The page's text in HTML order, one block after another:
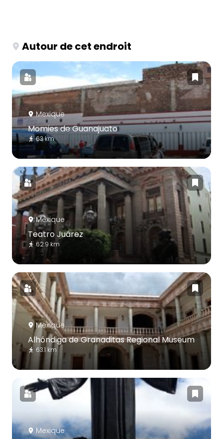
Autour de cet endroit
Mexique
Momies de Guanajuato
63 km
Mexique
Teatro Juárez
62.9 km
Mexique
Alhóndiga de Granaditas Regional Museum
63.1 km
Mexique